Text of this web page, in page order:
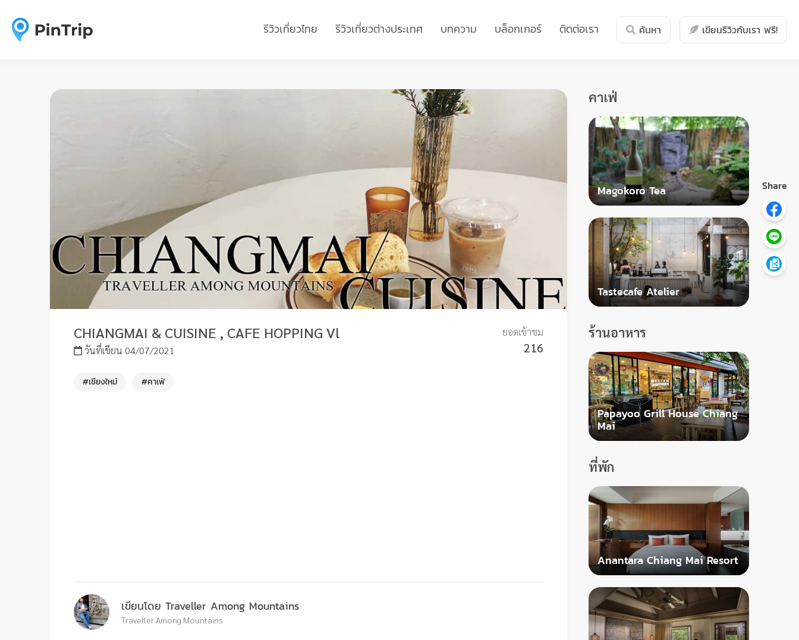
รีวิวเที่ยวไทย รีวิวเที่ยวต่างประเทศ บทความ บล็อกเกอร์ ติดต่อเรา ค้นหา เขียนรีวิวกับเรา ฟรี!
Share
CHIANGMAI & CUISINE , CAFE HOPPING Vl
วันที่เขียน 04/07/2021
ยอดเข้าชม
216
#เชียงใหม่ #คาเฟ่
เขียนโดย Traveller Among Mountains
Traveller Among Mountains
คาเฟ่
Magokoro Tea
Tastecafe Atelier
ร้านอาหาร
Papayoo Grill House Chiang
Mai
ที่พัก
Anantara Chiang Mai Resort